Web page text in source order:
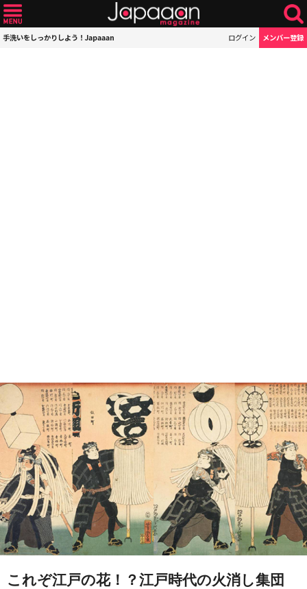
手洗いをしっかりしよう！Japaaan ログイン メンバー登録
これぞ江戸の花！？江戸時代の火消し集団